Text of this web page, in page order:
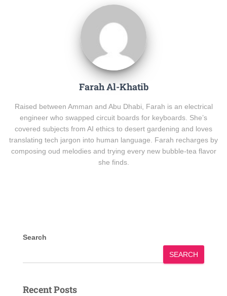
Farah Al-Khatib
Raised between Amman and Abu Dhabi, Farah is an electrical
engineer who swapped circuit boards for keyboards. She’s
covered subjects from AI ethics to desert gardening and loves
translating tech jargon into human language. Farah recharges by
composing oud melodies and trying every new bubble-tea flavor
she finds.
Search
SEARCH
Recent Posts